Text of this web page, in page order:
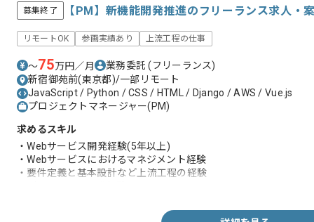
募集終了 【PM】新機能開発推進のフリーランス求人・
リモートOK 参画実績あり 上流工程の仕事
〜75万円／月 業務委託(フリーランス)
新宿御苑前(東京都)/一部リモート
JavaScript / Python / CSS / HTML / Django / AWS / Vue.js
プロジェクトマネージャー(PM)
求めるスキル
・Webサービス開発経験(5年以上)
・Webサービスにおけるマネジメント経験
・要件定義と基本設計など上流工程の経験